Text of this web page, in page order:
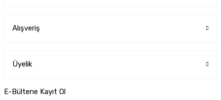
Alışveriş
Üyelik
E-Bültene Kayıt Ol